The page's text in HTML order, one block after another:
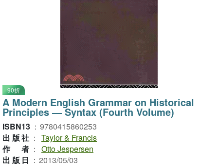
90折
A Modern English Grammar on Historical
Principles ― Syntax (Fourth Volume)
ISBN13 ： 9780415860253
出版社 ： Taylor & Francis
作者 ： Otto Jespersen
出版日 ： 2013/05/03